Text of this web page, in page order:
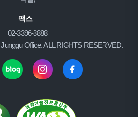
팩스
02-3396-8888
Office. ALL RIGHTS RESERVED.